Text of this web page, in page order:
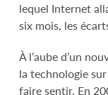
lequel Internet
six mois, les
À l’aube d’un
la technologie
faire sentir. En